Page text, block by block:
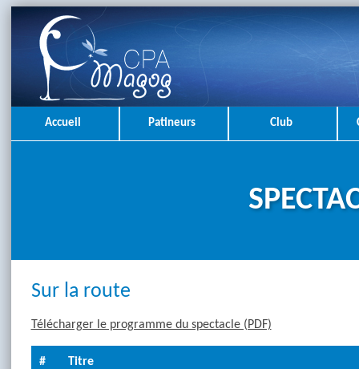
Accueil Patineurs Club
Sur la route
Télécharger le programme du spectacle (PDF)
# Titre